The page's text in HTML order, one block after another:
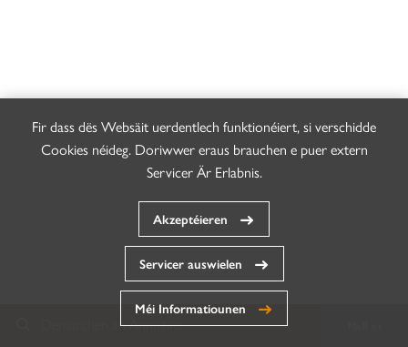
Demarchen an Annuaire
Fir dass dës Websäit uerdentlech funktionéiert, si verschidde
Cookies néideg. Doriwwer eraus brauchen e puer extern
Servicer Är Erlabnis.
Akzeptéieren
Servicer auswielen
Méi Informatiounen